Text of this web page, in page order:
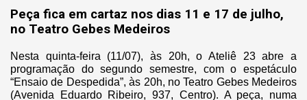
Peça fica em cartaz nos dias 11 e 17 de julho,
no Teatro Gebes Medeiros
Nesta quinta-feira (11/07), às 20h, o Ateliê 23 abre a
programação do segundo semestre, com o espetáculo
“Ensaio de Despedida”, às 20h, no Teatro Gebes Medeiros
(Avenida Eduardo Ribeiro, 937, Centro). A peça, numa